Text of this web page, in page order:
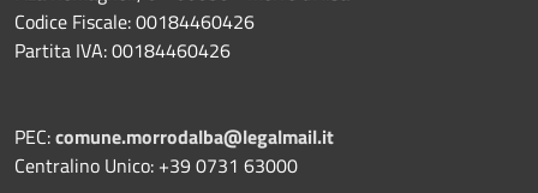
Codice Fiscale: 00184460426
Partita IVA: 00184460426
PEC:comune.morrodalba@legalmail.it
Centralino Unico: +39 0731 63000